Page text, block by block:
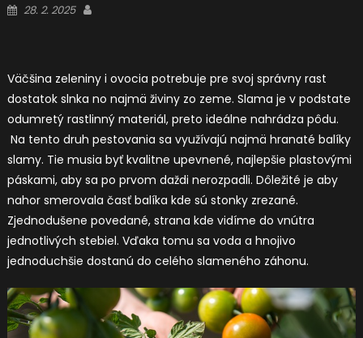
Posted
28. 2. 2025
Väčšina zeleniny i ovocia potrebuje pre svoj správny rast
dostatok slnka no najmä živiny zo zeme. Slama je v podstate
odumretý rastlinný materiál, preto ideálne nahrádza pôdu.
Na tento druh pestovania sa využívajú najmä hranaté balíky
slamy. Tie musia byť kvalitne upevnené, najlepšie plastovými
páskami, aby sa po prvom daždi nerozpadli. Dôležité je aby
nahor smerovala časť balíka kde sú stonky zrezané.
Zjednodušene povedané, strana kde vidíme do vnútra
jednotlivých stebiel. Vďaka tomu sa voda a hnojivo
jednoduchšie dostanú do celého slameného záhonu.